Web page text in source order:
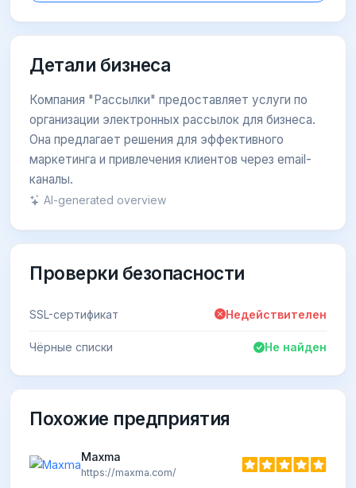
Детали бизнеса
Компания "Рассылки" предоставляет услуги по
организации электронных рассылок для бизнеса.
Она предлагает решения для эффективного
маркетинга и привлечения клиентов через email-
каналы.
AI-generated overview
Проверки безопасности
SSL-сертификат Недействителен
Чёрные списки Не найден
Похожие предприятия
Maxma
https://maxma.com/